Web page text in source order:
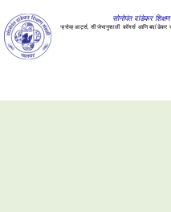
सोनोपंत दांडेकर
ऱ्हसेव्ह आर्ट्स, सीजेभानुशाली कॉमर्स आणि